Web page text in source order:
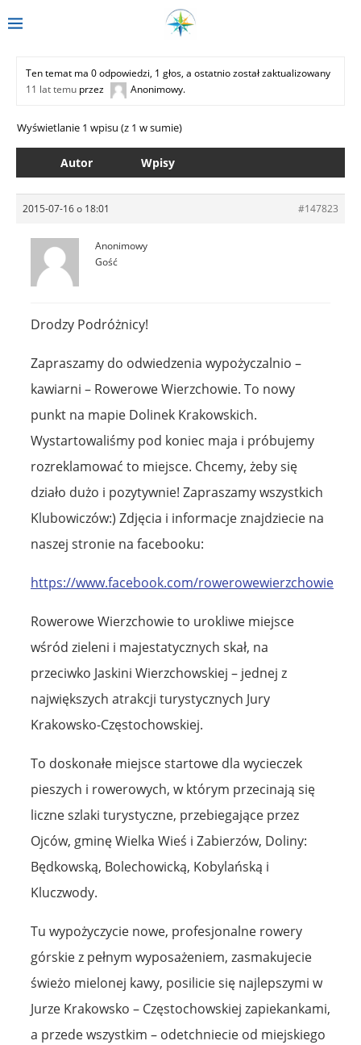
Ten temat ma 0 odpowiedzi, 1 głos, a ostatnio został zaktualizowany
11 lat temu przez Anonimowy.
Wyświetlanie 1 wpisu (z 1 w sumie)
Autor Wpisy
2015-07-16 o 18:01 #147823
Anonimowy
Gość
Drodzy Podróżnicy!
Zapraszamy do odwiedzenia wypożyczalnio –
kawiarni – Rowerowe Wierzchowie. To nowy
punkt na mapie Dolinek Krakowskich.
Wystartowaliśmy pod koniec maja i próbujemy
rozreklamować to miejsce. Chcemy, żeby się
działo dużo i pozytywnie! Zapraszamy wszystkich
Klubowiczów:) Zdjęcia i informacje znajdziecie na
naszej stronie na facebooku:
https://www.facebook.com/rowerowewierzchowie
Rowerowe Wierzchowie to urokliwe miejsce
wśród zieleni i majestatycznych skał, na
przeciwko Jaskini Wierzchowskiej – jednej z
największych atrakcji turystycznych Jury
Krakowsko-Częstochowskiej.
To doskonałe miejsce startowe dla wycieczek
pieszych i rowerowych, w którym przecinają się
liczne szlaki turystyczne, przebiegające przez
Ojców, gminę Wielka Wieś i Zabierzów, Doliny:
Będkowską, Bolechowicką, Kobylańską i
Kluczwody.
Tu wypożyczycie nowe, profesjonalne rowery
górskie z pełnym wyposażeniem, zasmakujecie
świeżo mielonej kawy, posilicie się najlepszymi w
Jurze Krakowsko – Częstochowskiej zapiekankami,
a przede wszystkim – odetchniecie od miejskiego